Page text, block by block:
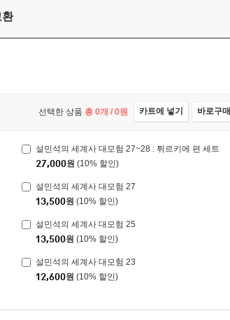
환
선택한 상품 총 0개 / 0원 카트에 넣기 바로구매
설민석의 세계사 대모험 27~28 : 튀르키에 편 세트
27,000원 (10% 할인)
설민석의 세계사 대모험 27
13,500원 (10% 할인)
설민석의 세계사 대모험 25
13,500원 (10% 할인)
설민석의 세계사 대모험 23
12,600원 (10% 할인)